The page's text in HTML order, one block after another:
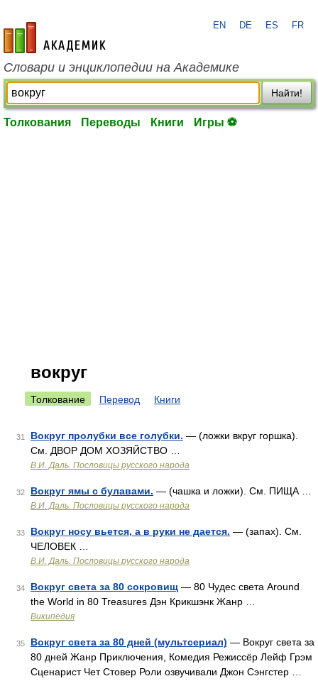
academic.ru
EN DE ES FR
Словари и энциклопедии на Академике
Найти!
Толкования Переводы Книги Игры ⚽
вокруг
Толкование Перевод Книги
31 Вокруг пролубки все голубки. — (ложки вкруг горшка).
См. ДВОР ДОМ ХОЗЯЙСТВО …
В.И. Даль. Пословицы русского народа
32 Вокруг ямы с булавами. — (чашка и ложки). См. ПИЩА …
В.И. Даль. Пословицы русского народа
33 Вокруг носу вьется, а в руки не дается. — (запах). См.
ЧЕЛОВЕК …
В.И. Даль. Пословицы русского народа
34 Вокруг света за 80 сокровищ — 80 Чудес света Around
the World in 80 Treasures Дэн Крикшэнк Жанр …
Википедия
35 Вокруг света за 80 дней (мультсериал) — Вокруг света за
80 дней Жанр Приключения, Комедия Режиссёр Лейф Грэм
Сценарист Чет Стовер Роли озвучивали Джон Сэнгстер …